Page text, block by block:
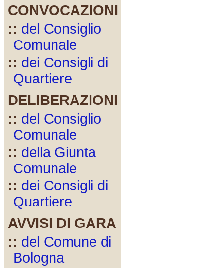
CONVOCAZIONI
:: del Consiglio
Comunale
:: dei Consigli di
Quartiere
DELIBERAZIONI
:: del Consiglio
Comunale
:: della Giunta
Comunale
:: dei Consigli di
Quartiere
AVVISI DI GARA
:: del Comune di
Bologna